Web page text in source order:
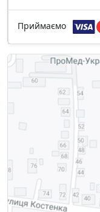
Приймаємо